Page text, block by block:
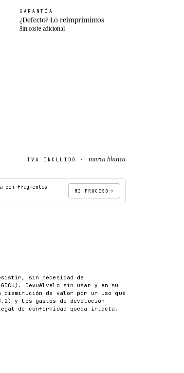
GARANTÍA
¿Defecto? Lo reimprimimos
Sin coste adicional
IVA INCLUIDO · marca blanca
con fragmentos
MI PROCESO
sin necesidad de
Devuélvelo sin usar y en su
de valor por un uso que
y los gastos de devolución
de conformidad queda intacta.